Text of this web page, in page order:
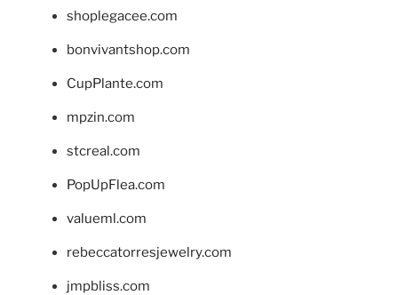
shoplegacee.com
bonvivantshop.com
CupPlante.com
mpzin.com
stcreal.com
PopUpFlea.com
valueml.com
rebeccatorresjewelry.com
jmpbliss.com